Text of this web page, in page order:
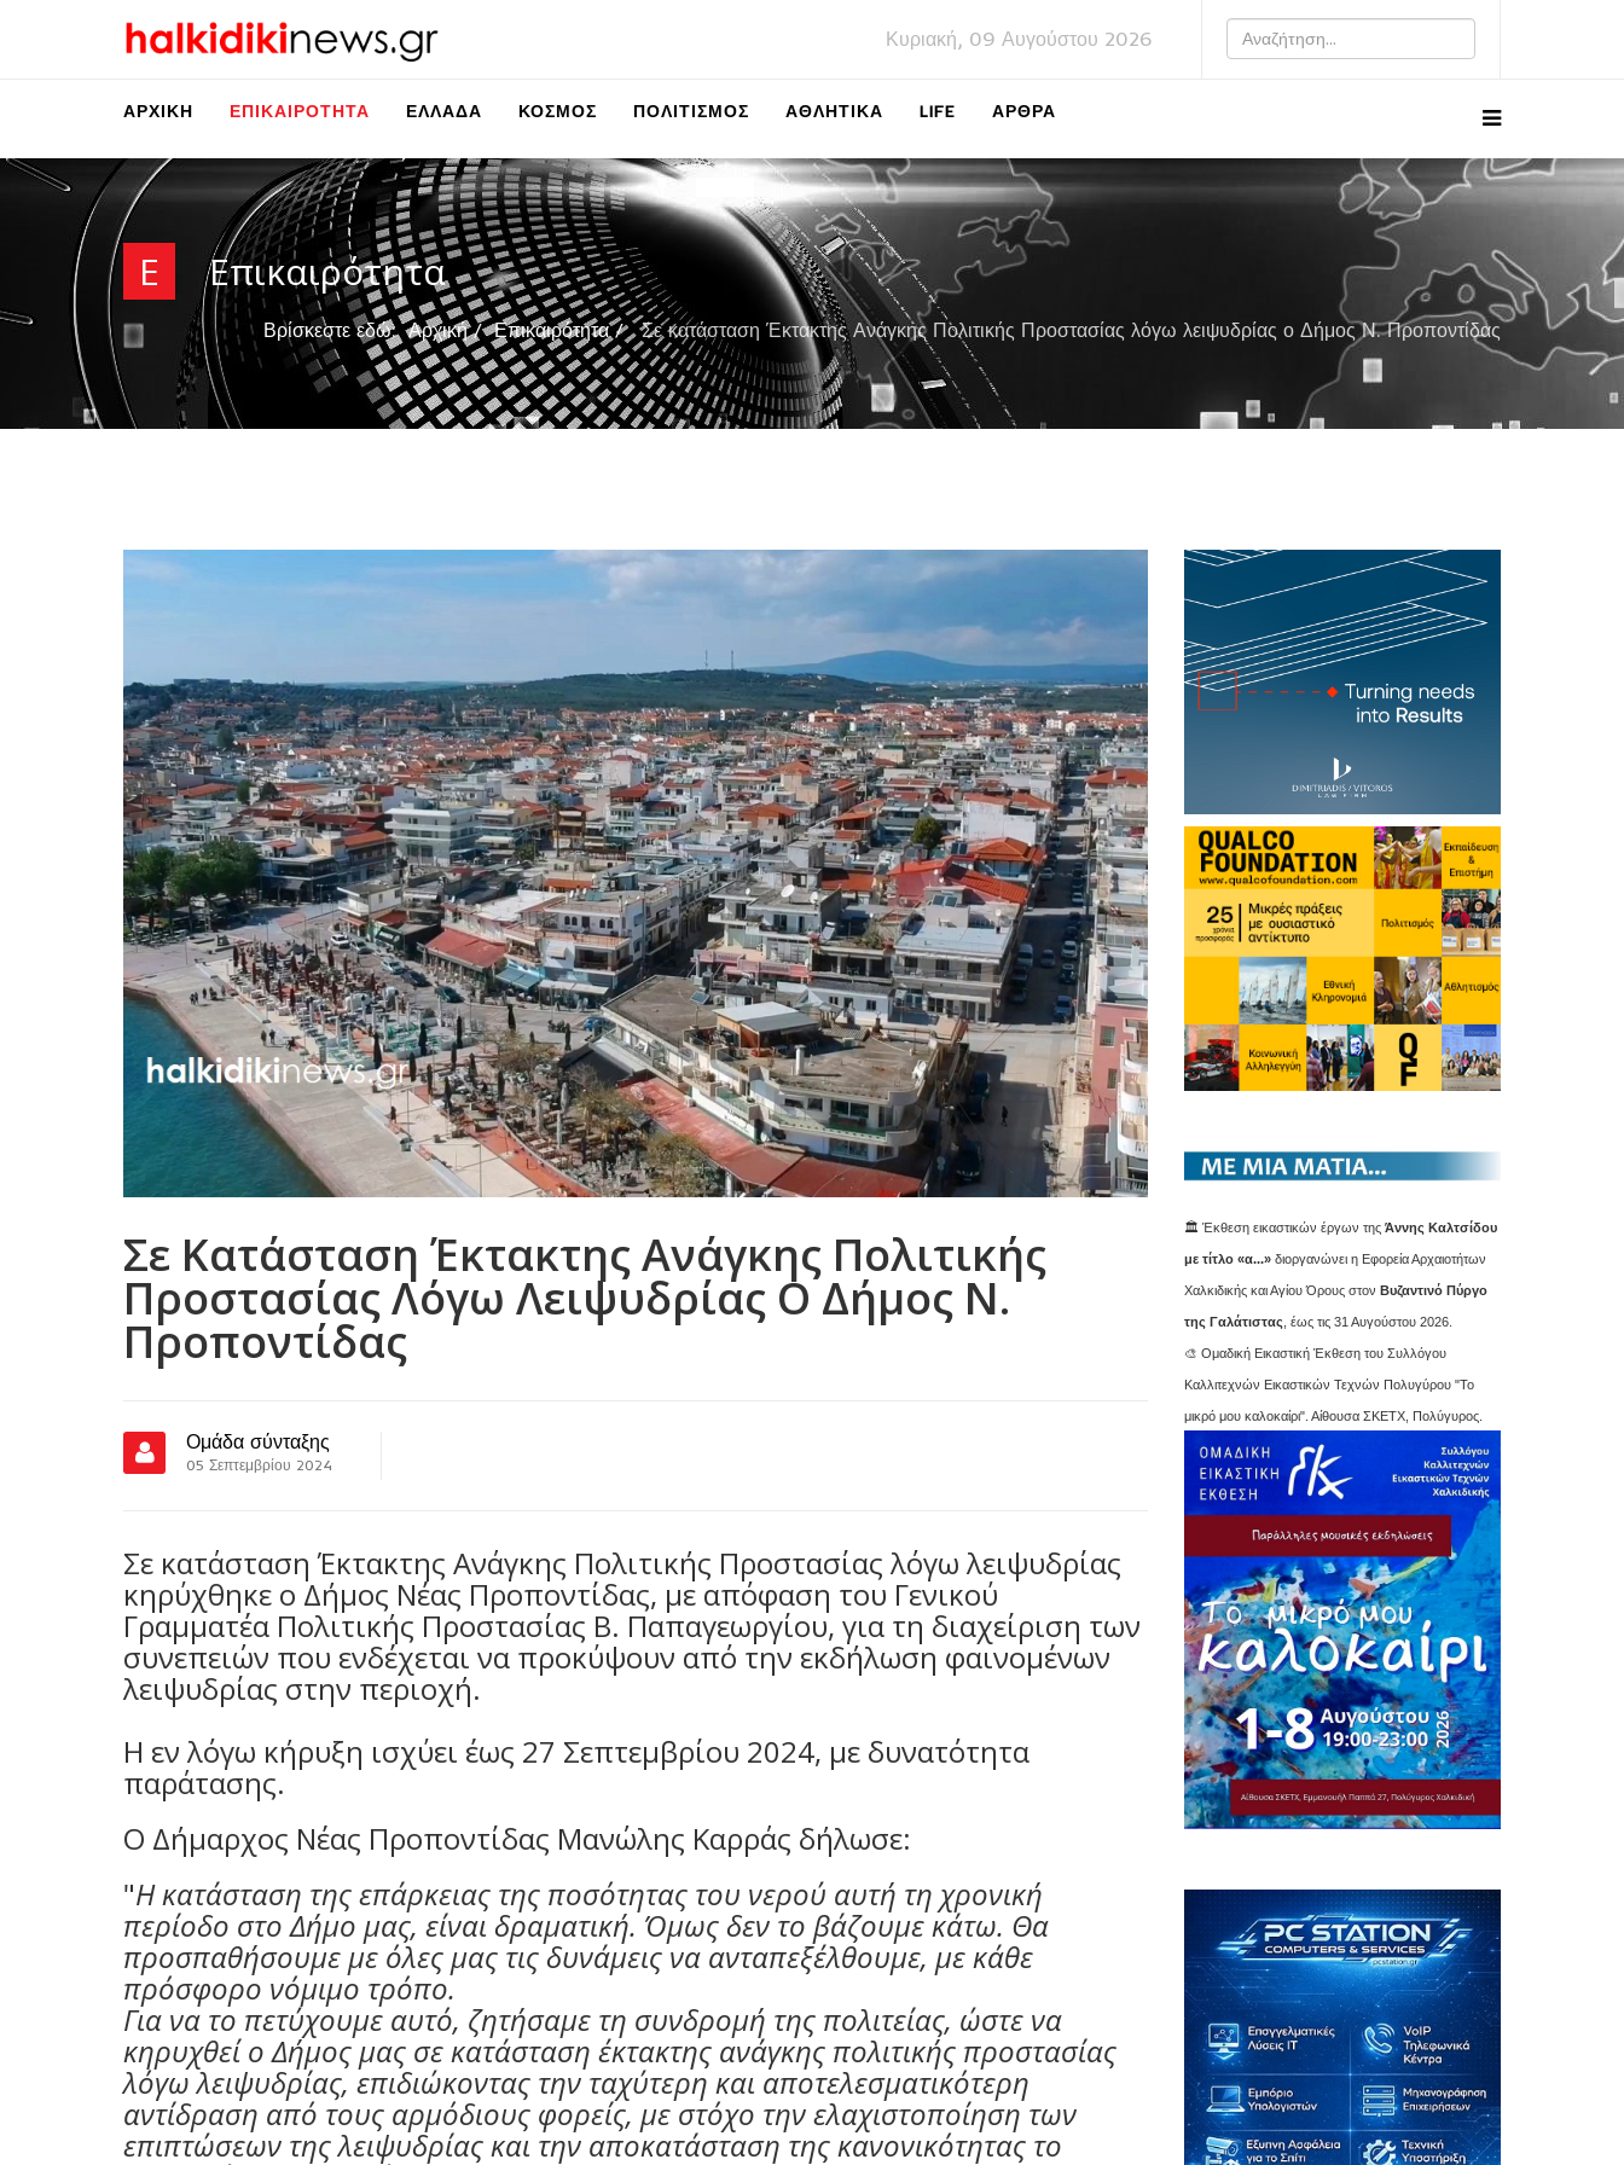
Κυριακή, 09 Αυγούστου 2026
ΑΡΧΙΚΉ ΕΠΙΚΑΙΡΌΤΗΤΑ ΕΛΛΆΔΑ ΚΌΣΜΟΣ ΠΟΛΙΤΙΣΜΌΣ ΑΘΛΗΤΙΚΆ LIFE ΑΡΘΡΑ
Ε Επικαιρότητα
Βρίσκεστε εδώ:Αρχική Επικαιρότητα Σε κατάσταση Έκτακτης Ανάγκης Πολιτικής Προστασίας λόγω λειψυδρίας ο Δήμος Ν. Προποντίδας
Σε Κατάσταση Έκτακτης Ανάγκης Πολιτικής
Προστασίας Λόγω Λειψυδρίας Ο Δήμος Ν.
Προποντίδας
Ομάδα σύνταξης
05 Σεπτεμβρίου 2024
Σε κατάσταση Έκτακτης Ανάγκης Πολιτικής Προστασίας λόγω λειψυδρίας
κηρύχθηκε ο Δήμος Νέας Προποντίδας, με απόφαση του Γενικού
Γραμματέα Πολιτικής Προστασίας Β. Παπαγεωργίου, για τη διαχείριση των
συνεπειών που ενδέχεται να προκύψουν από την εκδήλωση φαινομένων
λειψυδρίας στην περιοχή.
Η εν λόγω κήρυξη ισχύει έως 27 Σεπτεμβρίου 2024, με δυνατότητα
παράτασης.
Ο Δήμαρχος Νέας Προποντίδας Μανώλης Καρράς δήλωσε:
"Η κατάσταση της επάρκειας της ποσότητας του νερού αυτή τη χρονική
περίοδο στο Δήμο μας, είναι δραματική. Όμως δεν το βάζουμε κάτω. Θα
προσπαθήσουμε με όλες μας τις δυνάμεις να ανταπεξέλθουμε, με κάθε
πρόσφορο νόμιμο τρόπο.
Για να το πετύχουμε αυτό, ζητήσαμε τη συνδρομή της πολιτείας, ώστε να
κηρυχθεί ο Δήμος μας σε κατάσταση έκτακτης ανάγκης πολιτικής προστασίας
λόγω λειψυδρίας, επιδιώκοντας την ταχύτερη και αποτελεσματικότερη
αντίδραση από τους αρμόδιους φορείς, με στόχο την ελαχιστοποίηση των
επιπτώσεων της λειψυδρίας και την αποκατάσταση της κανονικότητας το
🏛️ Έκθεση εικαστικών έργων της Άννης Καλτσίδου
με τίτλο «α...»διοργανώνει η Εφορεία Αρχαιοτήτων
Χαλκιδικής και Αγίου Όρους στον Βυζαντινό Πύργο
της Γαλάτιστας , έως τις 31 Αυγούστου 2026.
🎨 Ομαδική Εικαστική Έκθεση του Συλλόγου
Καλλιτεχνών Εικαστικών Τεχνών Πολυγύρου "Το
μικρό μου καλοκαίρι". Αίθουσα ΣΚΕΤΧ, Πολύγυρος.